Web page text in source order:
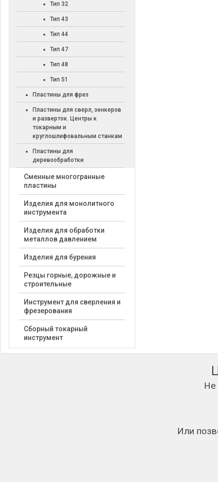
Тип 32
Тип 43
Тип 44
Тип 47
Тип 48
Тип 51
Пластины для фрез
Пластины для сверл, зенкеров
и разверток. Центры к
токарным и
круглошлифовальным станкам
Пластины для
деревообработки
Cменные многогранные
пластины
Изделия для монолитного
инструмента
Изделия для обработки
металлов давлением
Изделия для бурения
Резцы горные, дорожные и
строительные
Инструмент для сверления и
фрезерования
Сборный токарный
инструмент
Не
Или